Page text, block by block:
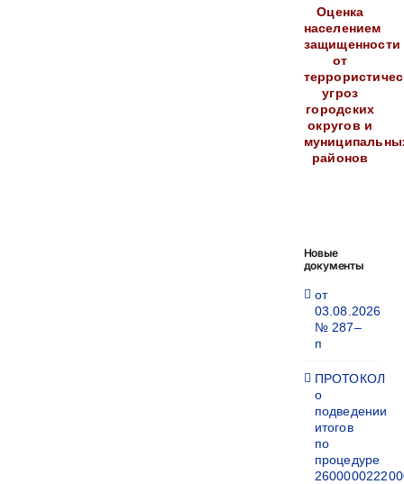
Оценка
населением
защищенности
от
угроз
городских
округов и
районов
Новые
документы
от
03.08.2026
№ 287–
п
ПРОТОКОЛ
о
подведении
итогов
по
процедуре